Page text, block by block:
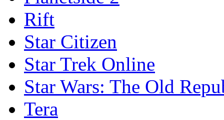
Rift
Star Citizen
Star Trek Online
Star Wars: The Old
Tera